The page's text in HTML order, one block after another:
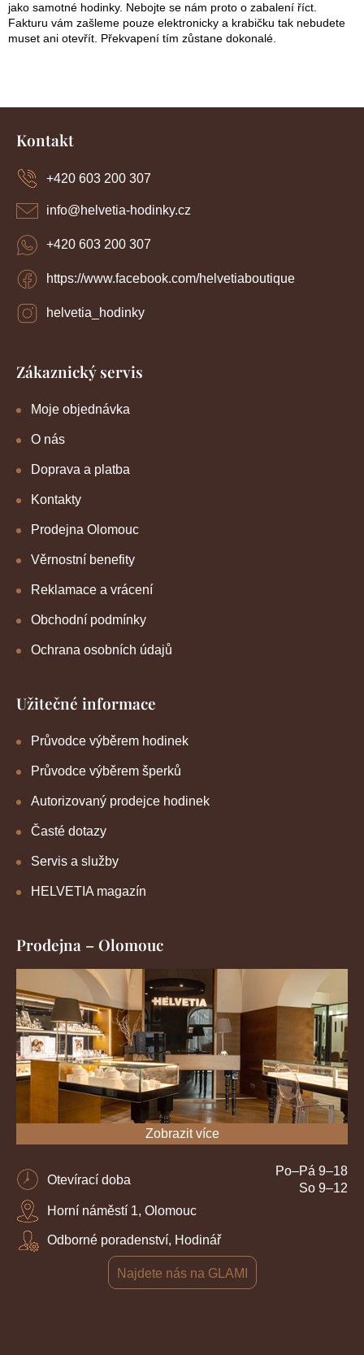
jako samotné hodinky. Nebojte se nám proto o zabalení říct.
Fakturu vám zašleme pouze elektronicky a krabičku tak nebudete
muset ani otevřít. Překvapení tím zůstane dokonalé.
Kontakt
info@helvetia-hodinky.cz
+420 603 200 307
https://www.facebook.com/helvetiaboutique
helvetia_hodinky
+420 603 200 307
Zákaznický servis
Moje objednávka
O nás
Doprava a platba
Kontakty
Prodejna Olomouc
Věrnostní benefity
Reklamace a vrácení
Obchodní podmínky
Ochrana osobních údajů
Užitečné informace
Průvodce výběrem hodinek
Průvodce výběrem šperků
Autorizovaný prodejce hodinek
Časté dotazy
Servis a služby
HELVETIA magazín
Prodejna – Olomouc
Zobrazit více
Otevírací doba
Po–Pá 9–18
So 9–12
Horní náměstí 1, Olomouc
Odborné poradenství, Hodinář
Najdete nás na GLAMI